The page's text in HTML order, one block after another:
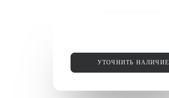
УТОЧНИТЬ НАЛИЧИЕ